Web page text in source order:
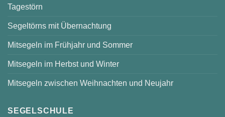
Tagestörn
Segeltörns mit Übernachtung
Mitsegeln im Frühjahr und Sommer
Mitsegeln im Herbst und Winter
Mitsegeln zwischen Weihnachten und Neujahr
SEGELSCHULE